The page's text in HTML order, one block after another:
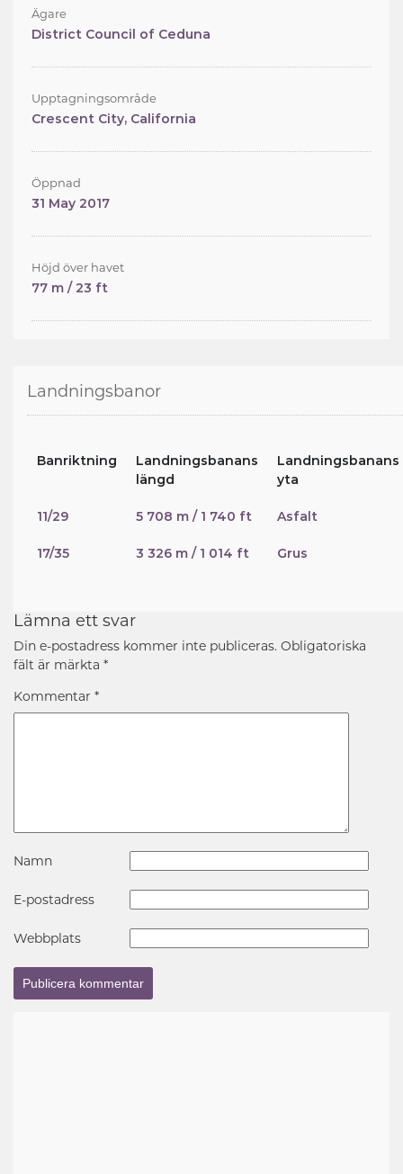
Ägare
District Council of Ceduna
Upptagningsområde
Crescent City, California
Öppnad
31 May 2017
Höjd över havet
77 m / 23 ft
Landningsbanor
Banriktning
Landningsbanans
längd
Landningsbanans
yta
11/29 5 708 m / 1 740 ft Asfalt
17/35 3 326 m / 1 014 ft Grus
Lämna ett svar
Din e-postadress kommer inte publiceras. Obligatoriska
fält är märkta *
Kommentar *
Namn
E-postadress
Webbplats